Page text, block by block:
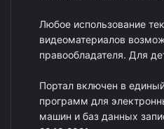
Любое использование
видеоматериалов
правообладателя. Для
Портал включен в
программ для
машин и баз данных